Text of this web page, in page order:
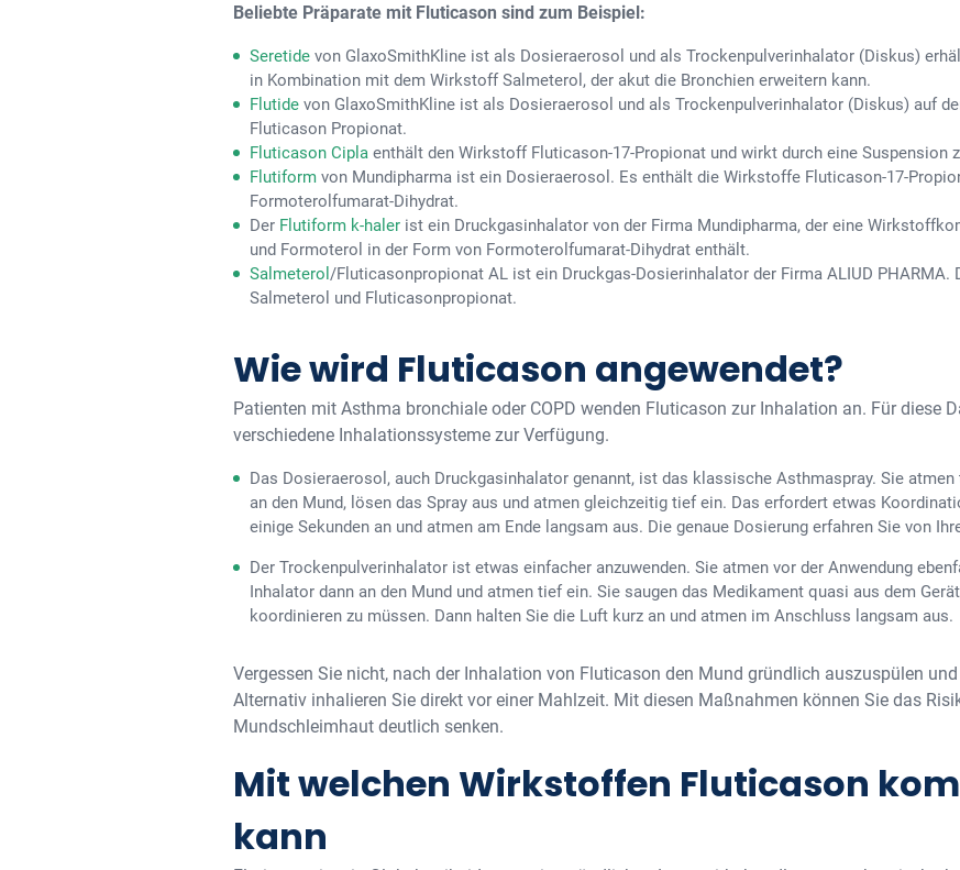
Beliebte Präparate mit Fluticason sind zum Beispiel:
Seretide von GlaxoSmithKline ist als Dosieraerosol und als Trockenpulverinhalator (Diskus)
in Kombination mit dem Wirkstoff Salmeterol, der akut die Bronchien erweitern kann.
Flutide von GlaxoSmithKline ist als Dosieraerosol und als Trockenpulverinhalator (Diskus) auf
Fluticason Propionat.
Fluticason Cipla enthält den Wirkstoff Fluticason-17-Propionat und wirkt durch eine Suspension
Flutiform von Mundipharma ist ein Dosieraerosol. Es enthält die Wirkstoffe Fluticason-17-
Formoterolfumarat-Dihydrat.
Der Flutiform k-haler ist ein Druckgasinhalator von der Firma Mundipharma, der eine
und Formoterol in der Form von Formoterolfumarat-Dihydrat enthält.
Salmeterol /Fluticasonpropionat AL ist ein Druckgas-Dosierinhalator der Firma ALIUD
Salmeterol und Fluticasonpropionat.
Wie wird Fluticason angewendet?
Patienten mit Asthma bronchiale oder COPD wenden Fluticason zur Inhalation an. Für diese
verschiedene Inhalationssysteme zur Verfügung.
Das Dosieraerosol, auch Druckgasinhalator genannt, ist das klassische Asthmaspray. Sie
an den Mund, lösen das Spray aus und atmen gleichzeitig tief ein. Das erfordert etwas
einige Sekunden an und atmen am Ende langsam aus. Die genaue Dosierung erfahren Sie von
Der Trockenpulverinhalator ist etwas einfacher anzuwenden. Sie atmen vor der Anwendung
Inhalator dann an den Mund und atmen tief ein. Sie saugen das Medikament quasi aus dem
koordinieren zu müssen. Dann halten Sie die Luft kurz an und atmen im Anschluss langsam aus.
Vergessen Sie nicht, nach der Inhalation von Fluticason den Mund gründlich auszuspülen
Alternativ inhalieren Sie direkt vor einer Mahlzeit. Mit diesen Maßnahmen können Sie das
Mundschleimhaut deutlich senken.
Mit welchen Wirkstoffen Fluticason
kann